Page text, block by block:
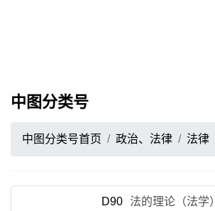
中图分类号
中图分类号首页 政治、法律 法律
D90 法的理论（法学）